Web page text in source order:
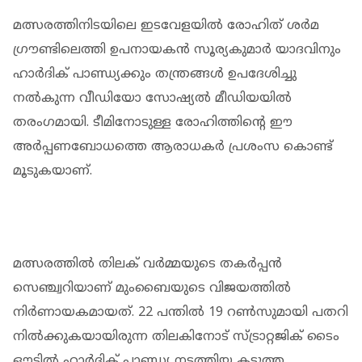
മത്സരത്തിനിടയിലെ ഇടവേളയില്‍ രോഹിത് ശര്‍മ
ഗ്രൗണ്ടിലെത്തി ഉപനായകന്‍ സൂര്യകുമാര്‍ യാദവിനും
ഹാര്‍ദിക് പാണ്ഡ്യക്കും തന്ത്രങ്ങള്‍ ഉപദേശിച്ചു
നല്‍കുന്ന വീഡിയോ സോഷ്യല്‍ മീഡിയയില്‍
തരംഗമായി. ടീമിനോടുള്ള രോഹിത്തിന്റെ ഈ
അര്‍പ്പണബോധത്തെ ആരാധകര്‍ പ്രശംസ കൊണ്ട്
മൂടുകയാണ്.
മത്സരത്തില്‍ തിലക് വര്‍മ്മയുടെ തകര്‍പ്പന്‍
സെഞ്ച്വറിയാണ് മുംബൈയുടെ വിജയത്തില്‍
നിര്‍ണായകമായത്. 22 പന്തില്‍ 19 റണ്‍സുമായി പതറി
നില്‍ക്കുകയായിരുന്ന തിലകിനോട് സ്ട്രാറ്റജിക് ടൈം